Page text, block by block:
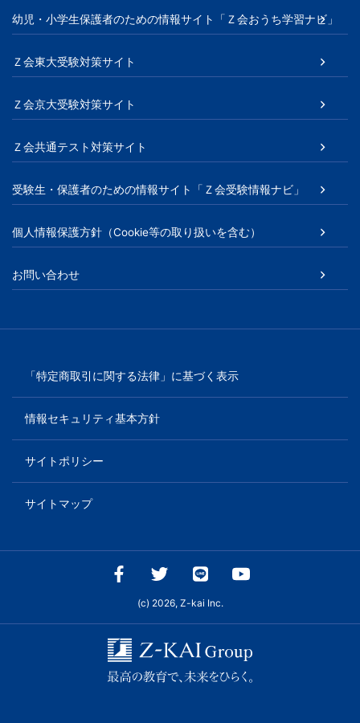
幼児・小学生保護者のための情報サイト「Ｚ会おうち学習ナビ」
Ｚ会東大受験対策サイト
Ｚ会京大受験対策サイト
Ｚ会共通テスト対策サイト
受験生・保護者のための情報サイト「Ｚ会受験情報ナビ」
個人情報保護方針（Cookie等の取り扱いを含む）
お問い合わせ
「特定商取引に関する法律」に基づく表示
情報セキュリティ基本方針
サイトポリシー
サイトマップ
(c) 2026, Z-kai Inc.